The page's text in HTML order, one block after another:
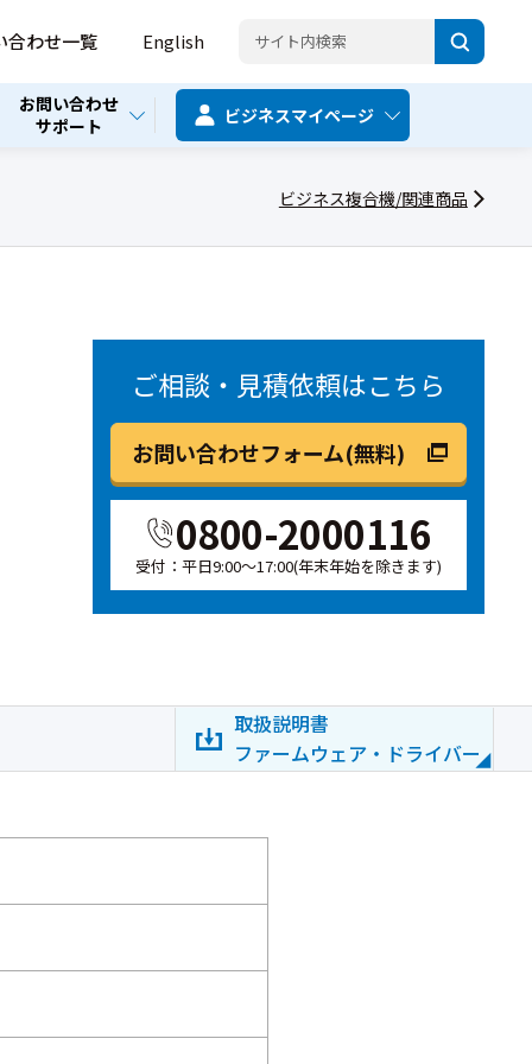
合わせ一覧 English
お問い合わせ
サポート
ビジネスマイページ
ビジネス複合機/関連商品
ご相談・見積依頼はこちら
お問い合わせフォーム(無料)
0800-2000116
受付：平日9:00～17:00(年末年始を除きます)
取扱説明書
ファームウェア・ドライバー